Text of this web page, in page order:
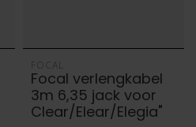
FOCAL
Focal verlengkabel
3m 6,35 jack voor
Clear/Elear/Elegia"